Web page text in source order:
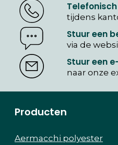
tijdens
Stuur een
via de
Stuur een
naar onze
Producten
Aermacchi polyester